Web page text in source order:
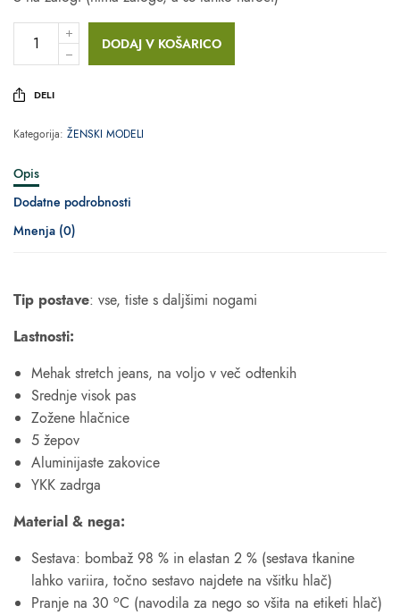
DODAJ V KOŠARICO
DELI
Kategorija: ŽENSKI MODELI
Opis
Dodatne podrobnosti
Mnenja (0)
Tip postave: vse, tiste s daljšimi nogami
Lastnosti:
Mehak stretch jeans, na voljo v več odtenkih
Srednje visok pas
Zožene hlačnice
5 žepov
Aluminijaste zakovice
YKK zadrga
Material & nega:
Sestava: bombaž 98 % in elastan 2 % (sestava tkanine
lahko variira, točno sestavo najdete na všitku hlač)
Pranje na 30 oC (navodila za nego so všita na etiketi hlač)